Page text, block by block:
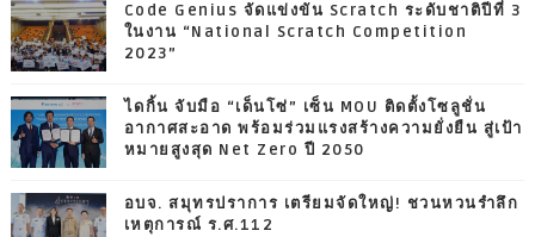
Code Genius จัดแข่งขัน Scratch ระดับชาติปีที่ 3
ในงาน “National Scratch Competition
2023”
ไดกิ้น จับมือ “เด็นโซ่” เซ็น MOU ติดตั้งโซลูชั่น
อากาศสะอาด พร้อมร่วมแรงสร้างความยั่งยืน สู่เป้า
หมายสูงสุด Net Zero ปี 2050
อบจ. สมุทรปราการ เตรียมจัดใหญ่! ชวนหวนรำลึก
เหตุการณ์ ร.ศ.112